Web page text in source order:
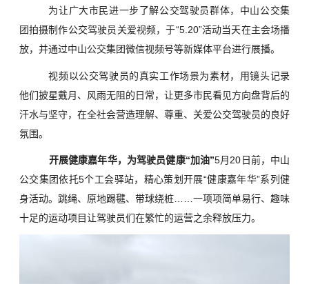
为让广大市民进一步了解公交驾驶员群体，中山公交集
团拍摄制作公交驾驶员关爱视频，于“5.20”活动当天在主会场播
放，并通过中山公交集团微信视频号等新媒体平台进行展播。
视频以公交驾驶员的真实工作场景为素材，用镜头记录
他们披星戴月、风雨无阻的日常，让更多市民看见方向盘背后的
汗水与坚守，在全社会营造理解、尊重、关爱公交驾驶员的良好
氛围。
开展健康嘉年华，为驾驶员健康“加油”5月20日前，中山
公交集团依托5个工会驿站，精心策划开展“健康嘉年华”系列健
身活动。跳绳、原地踢毽、带球绕桩……一项项简单易行、趣味
十足的运动项目让驾驶员们在繁忙的运营之余释放压力。